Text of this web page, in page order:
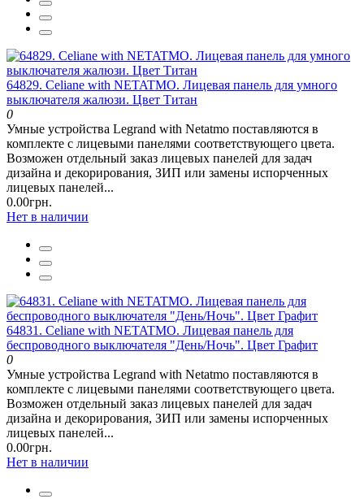
64829. Celiane with NETATMO. Лицевая панель для умного
выключателя жалюзи. Цвет Титан
0
Умные устройства Legrand with Netatmo поставляются в
комплекте с лицевыми панелями соответствующего цвета.
Возможен отдельный заказ лицевых панелей для задач
дизайна и декорирования, ЗИП или замены испорченных
лицевых панелей...
0.00грн.
Нет в наличии
64831. Celiane with NETATMO. Лицевая панель для
беспроводного выключателя "День/Ночь". Цвет Графит
0
Умные устройства Legrand with Netatmo поставляются в
комплекте с лицевыми панелями соответствующего цвета.
Возможен отдельный заказ лицевых панелей для задач
дизайна и декорирования, ЗИП или замены испорченных
лицевых панелей...
0.00грн.
Нет в наличии